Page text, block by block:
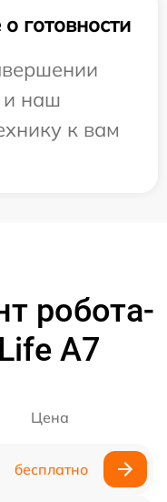
готовности
и наш
к вам
робота-
A7
Цена
бесплатно